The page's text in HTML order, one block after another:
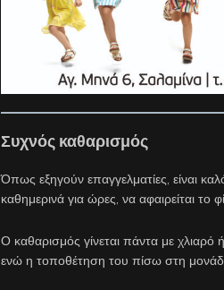
Συχνός καθαρισμός
Όπως εξηγούν επαγγελματίες, είναι
καθημερινά για ώρες, να αφαιρείται το
Ο καθαρισμός γίνεται πάντα με χλιαρό
ενώ η τοποθέτηση του πίσω στη